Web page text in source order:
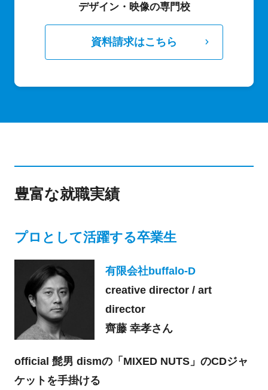
デザイン・映像の専門校
資料請求はこちら
豊富な就職実績
プロとして活躍する卒業生
有限会社buffalo-D
creative director / art
director
齊藤 幸孝さん
official 髭男 dismの「MIXED NUTS」のCDジャ
ケットを手掛ける